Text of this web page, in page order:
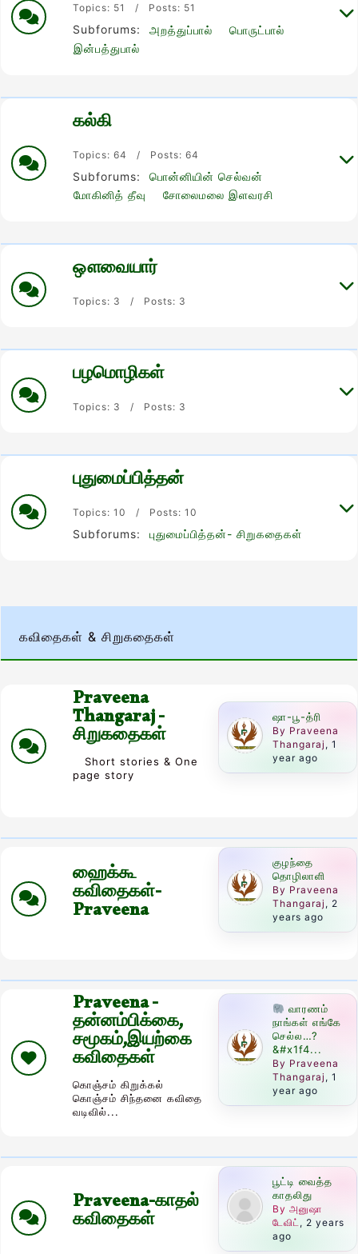
Topics: 51 / Posts: 51
Subforums: அறத்துப்பால்
பொருட்பால்
இன்பத்துபால்
கல்கி
Topics: 64 / Posts: 64
Subforums:
பொன்னியின் செல்வன்
மோகினித் தீவு
சோலைமலை இளவரசி
ஔவையார்
Topics: 3 / Posts: 3
பழமொழிகள்
Topics: 3 / Posts: 3
புதுமைப்பித்தன்
Topics: 10 / Posts: 10
Subforums: புதுமைப்பித்தன்- சிறுகதைகள்
கவிதைகள் & சிறுகதைகள்
Praveena
Thangaraj -
சிறுகதைகள்
Short stories & One
page story
ஷா-பூ-த்ரி
By Praveena
Thangaraj , 1
year ago
ஹைக்கூ
கவிதைகள்-
Praveena
குழந்தை
தொழிலாளி
By Praveena
Thangaraj , 2
years ago
Praveena -
தன்னம்பிக்கை,
சமூகம்,இயற்கை
கவிதைகள்
கொஞ்சம் கிறுக்கல்
கொஞ்சம் சிந்தனை கவிதை
வடிவில்...
வாரணம்
நாங்கள் எங்கே
செல்ல…?
&#x1f4...
By Praveena
Thangaraj , 1
year ago
Praveena-காதல்
கவிதைகள்
பூட்டி வைத்த
காதலிது
By அனுஷா
டேவிட், 2 years
ago